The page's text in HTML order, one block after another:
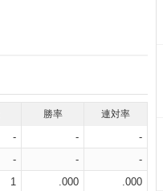
勝率 連対率
- -
-
- -
-
1 .000
.000